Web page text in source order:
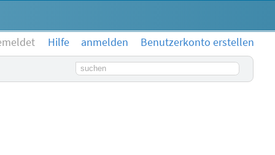
Hilfe anmelden
Benutzerkonto erstellen
Suchbegriff